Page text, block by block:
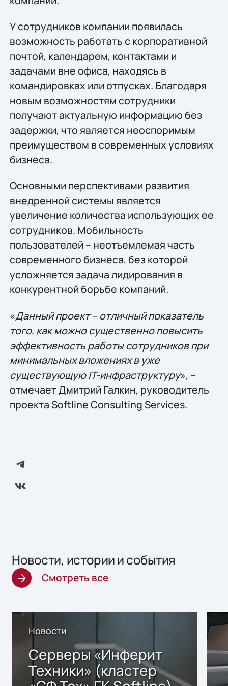
У сотрудников компании появилась
возможность работать с корпоративной
почтой, календарем, контактами и
задачами вне офиса, находясь в
командировках или отпусках. Благодаря
новым возможностям сотрудники
получают актуальную информацию без
задержки, что является неоспоримым
преимуществом в современных условиях
бизнеса.
Основными перспективами развития
внедренной системы является
увеличение количества использующих ее
сотрудников. Мобильность
пользователей – неотъемлемая часть
современного бизнеса, без которой
усложняется задача лидирования в
конкурентной борьбе компаний.
«Данный проект – отличный показатель
того, как можно существенно повысить
эффективность работы сотрудников при
минимальных вложениях в уже
существующую IT-инфраструктуру», –
отмечает Дмитрий Галкин, руководитель
проекта Softline Consulting Services.
Новости, истории и события
Смотреть все
Новости
Серверы «Инферит
Техники» (кластер